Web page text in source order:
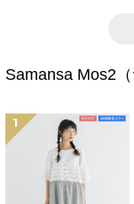
Samansa Mos2
1